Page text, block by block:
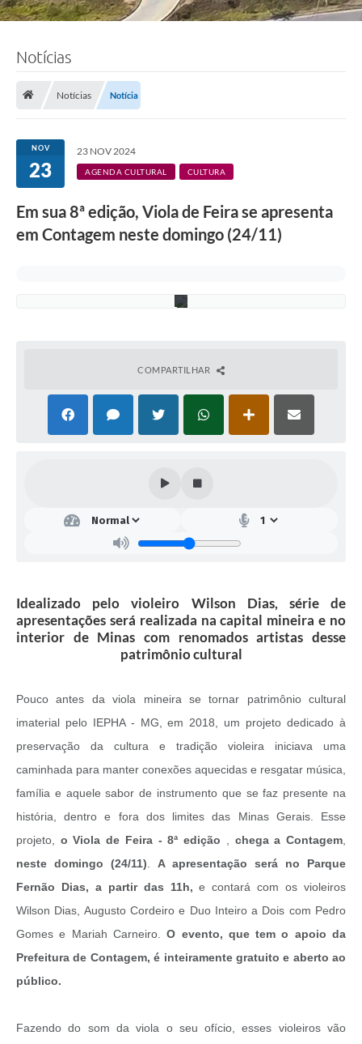
Notícias
Notícias Notícia
NOV
23
23 NOV 2024
AGENDA CULTURAL CULTURA
Em sua 8ª edição, Viola de Feira se apresenta
em Contagem neste domingo (24/11)
w
t
e
n
e
COMPARTILHAR
Idealizado pelo violeiro Wilson Dias, série de
apresentações será realizada na capital mineira e no
interior de Minas com renomados artistas desse
patrimônio cultural
Pouco antes da viola mineira se tornar patrimônio cultural
imaterial pelo IEPHA - MG, em 2018, um projeto dedicado à
preservação da cultura e tradição violeira iniciava uma
caminhada para manter conexões aquecidas e resgatar música,
família e aquele sabor de instrumento que se faz presente na
história, dentro e fora dos limites das Minas Gerais. Esse
projeto, o Viola de Feira - 8ª edição chega a Contagem
neste domingo (24/11) A apresentação será no Parque
Fernão Dias, a partir das 11h,e contará com os violeiros
Wilson Dias, Augusto Cordeiro e Duo Inteiro a Dois com Pedro
Gomes e Mariah Carneiro.O evento, que tem o apoio da
Prefeitura de Contagem, é inteiramente gratuito e aberto ao
público.
Fazendo do som da viola o seu ofício, esses violeiros vão